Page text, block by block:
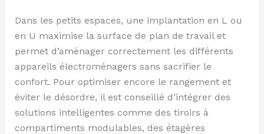
Dans les petits espaces, une implantation en L ou
en U maximise la surface de plan de travail et
permet d’aménager correctement les différents
appareils électroménagers sans sacrifier le
confort. Pour optimiser encore le rangement et
éviter le désordre, il est conseillé d’intégrer des
solutions intelligentes comme des tiroirs à
compartiments modulables, des étagères